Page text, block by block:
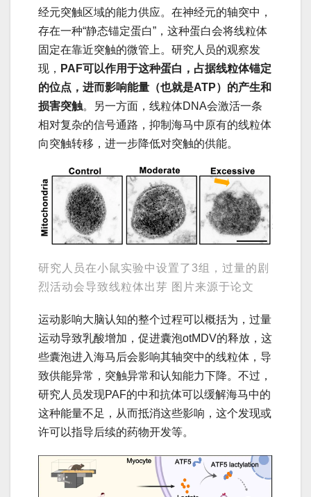
经元突触区域的能力供应。在神经元的轴突中，
存在一种“静态锚定蛋白”，这种蛋白会将线粒体
固定在靠近突触的微管上。研究人员的观察发
现， PAF可以作用于这种蛋白，占据线粒体锚定
的位点，进而影响能量（也就是ATP）的产生和
损害突触。另一方面，线粒体DNA会激活一条
相对复杂的信号通路，抑制海马中原有的线粒体
向突触转移，进一步降低对突触的供能。
研究人员在小鼠实验中设置了3组，过量的剧
烈活动会导致线粒体出芽 图片来源于论文
运动影响大脑认知的整个过程可以概括为，过量
运动导致乳酸增加，促进囊泡otMDV的释放，这
些囊泡进入海马后会影响其轴突中的线粒体，导
致供能异常，突触异常和认知能力下降。不过，
研究人员发现PAF的中和抗体可以缓解海马中的
这种能量不足，从而抵消这些影响，这个发现或
许可以指导后续的药物开发等。